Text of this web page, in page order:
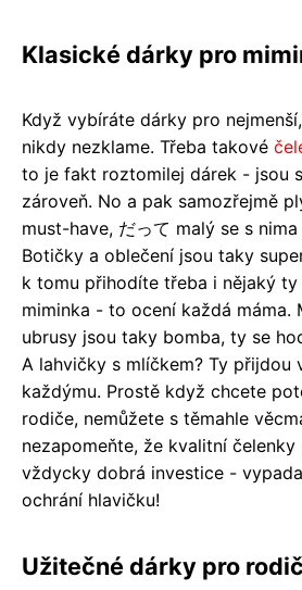
Klasické dárky pro
Když vybíráte dárky pro
nikdy nezklame. Třeba takové
to je fakt roztomilej dárek - jsou
zároveň. No a pak samozřejmě
must-have, だって malý se s
Botičky a oblečení jsou taky
k tomu přihodíte třeba i nějaký
miminka - to ocení každá máma.
ubrusy jsou taky bomba, ty se
A lahvičky s mlíčkem? Ty přijdou
každýmu. Prostě když chcete
rodiče, nemůžete s těmahle
nezapomeňte, že kvalitní
vždycky dobrá investice -
ochrání hlavičku!
Užitečné dárky pro